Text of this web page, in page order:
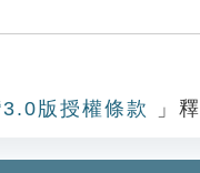
版授權條款 」